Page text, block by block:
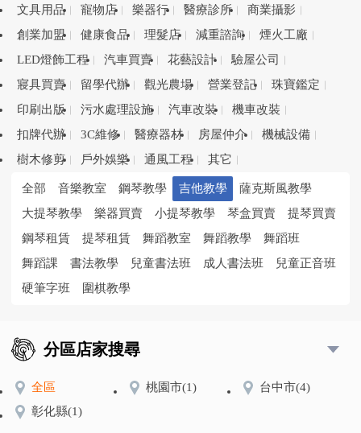
文具用品
寵物店 樂器行 醫療診所
商業攝影
創業加盟
健康食品 理髮店 減重諮詢
煙火工廠
LED燈飾工程
汽車買賣 花藝設計
驗屋公司
寢具買賣
留學代辦 觀光農場 營業登記
珠寶鑑定
印刷出版
污水處理設施 汽車改裝
機車改裝
扣牌代辦
3C維修 醫療器材 房屋仲介
機械設備
樹木修剪
戶外娛樂 通風工程 其它
全部 音樂教室 鋼琴教學 吉他教學
薩克斯風教學
大提琴教學
樂器買賣 小提琴教學 琴盒買賣
提琴買賣
鋼琴租賃
提琴租賃 舞蹈教室 舞蹈教學
舞蹈班
舞蹈課
書法教學 兒童書法班 成人書法班
兒童正音班
硬筆字班
圍棋教學
分區店家搜尋
全區 桃園市(1) 台中市(4)
彰化縣(1)